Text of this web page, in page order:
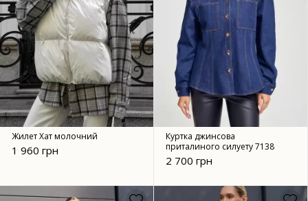
Жилет Хат молочний
1 960 грн
Куртка джинсова
приталиного силуету 7138
2 700 грн